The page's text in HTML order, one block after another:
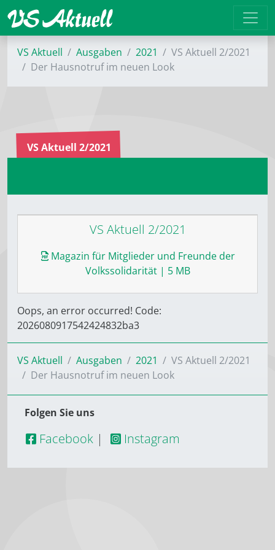
VS Aktuell Ausgaben 2021
VS Aktuell 2/2021
Der Hausnotruf im neuen Look
VS Aktuell 2/2021
VS Aktuell 2/2021
Magazin für Mitglieder und Freunde der
Volkssolidarität| 5 MB
Oops, an error occurred! Code:
2026080917542424832ba3
VS Aktuell Ausgaben 2021
VS Aktuell 2/2021
Der Hausnotruf im neuen Look
Folgen Sie uns
Facebook | Instagram